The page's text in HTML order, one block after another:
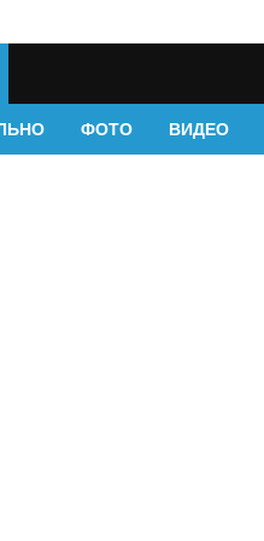
ФОТО ВИДЕО